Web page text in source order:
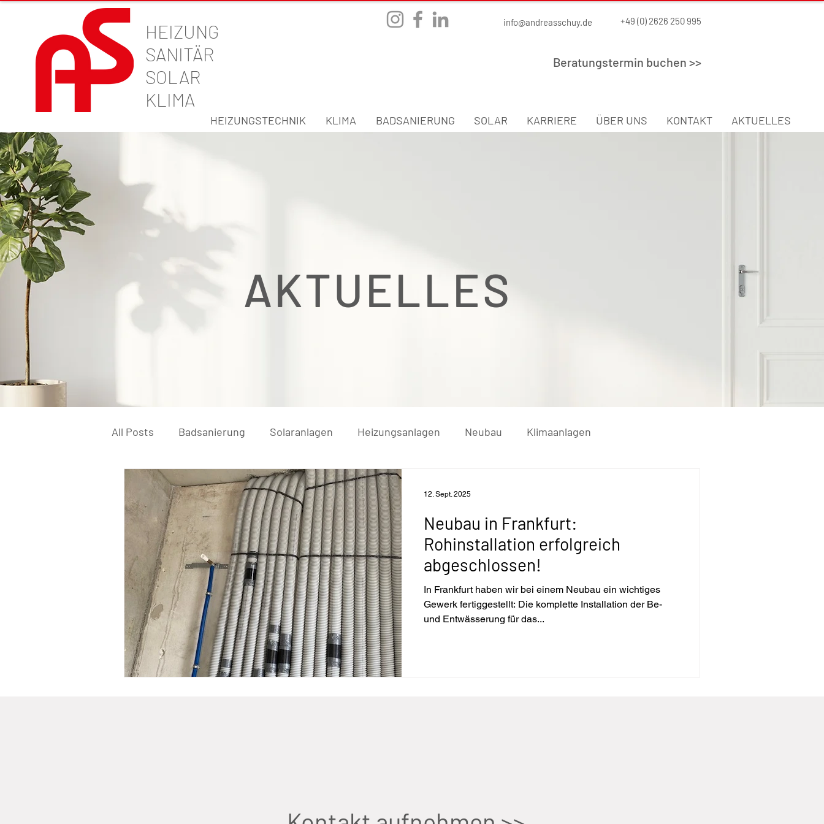
HEIZUNG
SANITÄR
SOLAR
KLIMA
info@andreasschuy.de +49 (0) 2626 250 995
Beratungstermin buchen >>
HEIZUNGSTECHNIK KLIMA BADSANIERUNG SOLAR KARRIERE ÜBER UNS KONTAKT AKTUELLES
AKTUELLES
All Posts Badsanierung Solaranlagen Heizungsanlagen Neubau Klimaanlagen
Neubau in Frankfurt:
Rohinstallation erfolgreich
abgeschlossen!
In Frankfurt haben wir bei einem Neubau ein wichtiges
Gewerk fertiggestellt: Die komplette Installation der Be-
und Entwässerung für das...
12. Sept. 2025